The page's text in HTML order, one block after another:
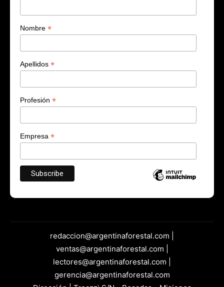
Nombre *
Apellidos *
Profesión *
Empresa *
redaccion@argentinaforestal.com |
ventas@argentinaforestal.com |
lectores@argentinaforestal.com |
gerencia@argentinaforestal.com